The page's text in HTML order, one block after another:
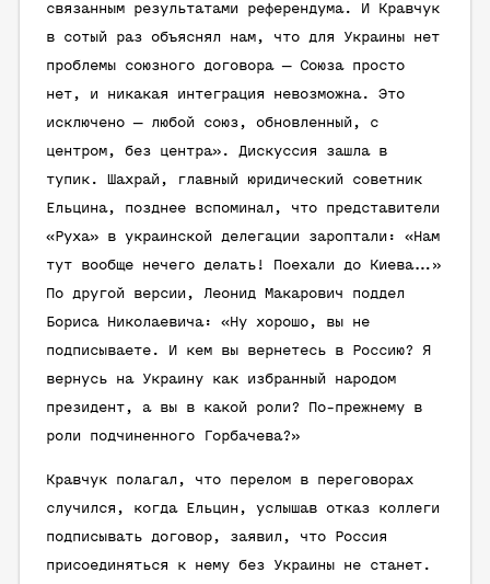
связанным результатами референдума. И Кравчук
в сотый раз объяснял нам, что для Украины нет
проблемы союзного договора — Союза просто
нет, и никакая интеграция невозможна. Это
исключено — любой союз, обновленный, с
центром, без центра». Дискуссия зашла в
тупик. Шахрай, главный юридический советник
Ельцина, позднее вспоминал, что представители
«Руха» в украинской делегации зароптали: «Нам
тут вообще нечего делать! Поехали до Киева…»
По другой версии, Леонид Макарович поддел
Бориса Николаевича: «Ну хорошо, вы не
подписываете. И кем вы вернетесь в Россию? Я
вернусь на Украину как избранный народом
президент, а вы в какой роли? По-прежнему в
роли подчиненного Горбачева?»
Кравчук полагал, что перелом в переговорах
случился, когда Ельцин, услышав отказ коллеги
подписывать договор, заявил, что Россия
присоединяться к нему без Украины не станет.